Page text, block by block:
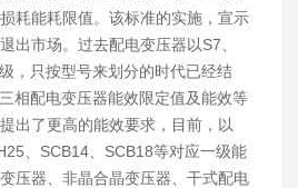
耗能耗限值。该标准的实施，宣示
出市场。过去配电变压器以S7、
，只按型号来划分的时代已经结
相配电变压器能效限定值及能效等
出了更高的能效要求，目前，以
、SCB14、SCB18等对应一级能
压器、非晶合晶变压器、干式配电